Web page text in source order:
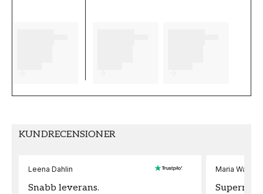
KUNDRECENSIONER
Leena Dahlin
Snabb leverans.
Maria